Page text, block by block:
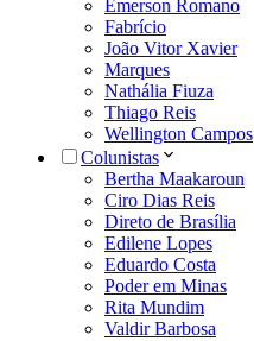
Emerson Romano
Fabrício
João Vitor Xavier
Marques
Nathália Fiuza
Thiago Reis
Wellington Campos
Colunistas
Bertha Maakaroun
Ciro Dias Reis
Direto de Brasília
Edilene Lopes
Eduardo Costa
Poder em Minas
Rita Mundim
Valdir Barbosa